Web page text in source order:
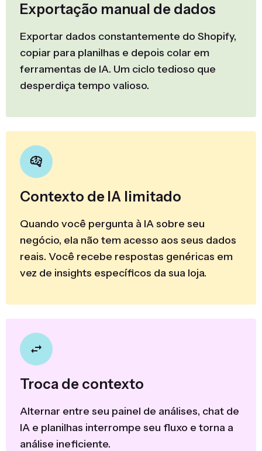
Exportação manual de dados
Exportar dados constantemente do Shopify,
copiar para planilhas e depois colar em
ferramentas de IA. Um ciclo tedioso que
desperdiça tempo valioso.
Contexto de IA limitado
Quando você pergunta à IA sobre seu
negócio, ela não tem acesso aos seus dados
reais. Você recebe respostas genéricas em
vez de insights específicos da sua loja.
Troca de contexto
Alternar entre seu painel de análises, chat de
IA e planilhas interrompe seu fluxo e torna a
análise ineficiente.